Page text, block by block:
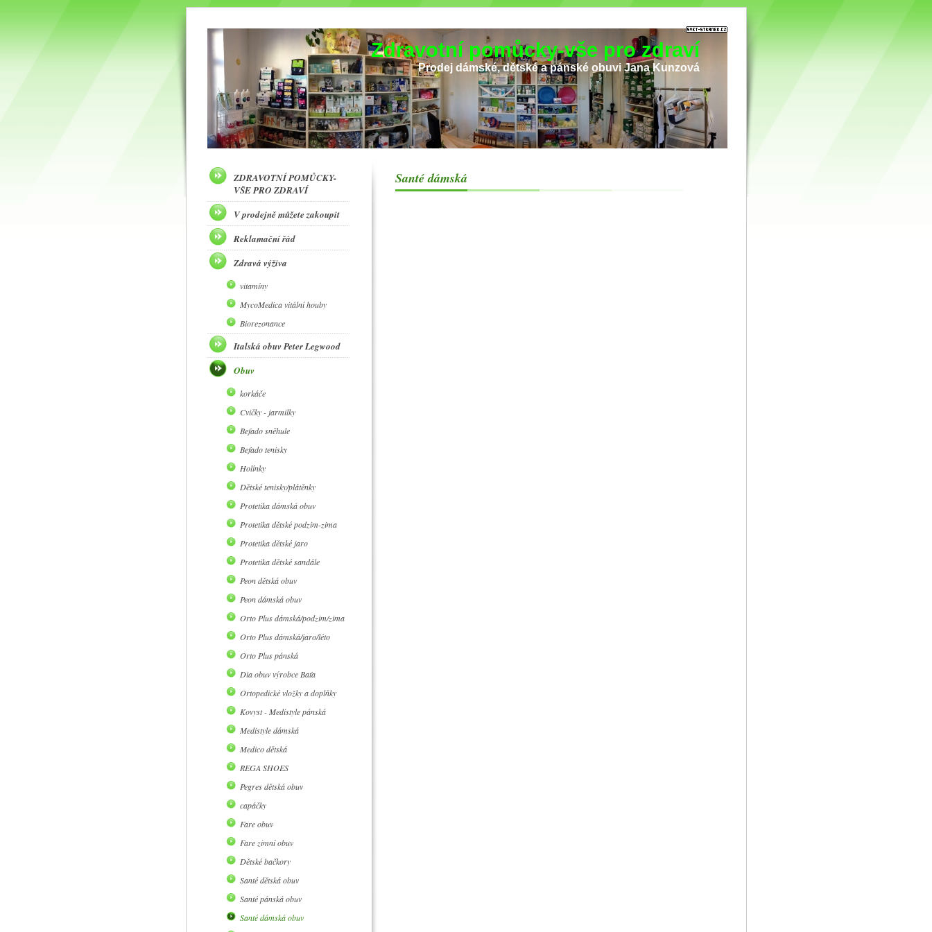
Zdravotní pomůcky-vše pro zdraví
Prodej dámské, dětské a pánské obuvi Jana Kunzová
Santé dámská
ZDRAVOTNÍ POMŮCKY-
VŠE PRO ZDRAVÍ
V prodejně můžete zakoupit
Reklamační řád
Zdravá výživa
vitamíny
MycoMedica vitální houby
Biorezonance
Italská obuv Peter Legwood
Obuv
korkáče
Cvičky - jarmilky
Befado sněhule
Befado tenisky
Holínky
Dětské tenisky/plátěnky
Protetika dámská obuv
Protetika dětské podzim-zima
Protetika dětské jaro
Protetika dětské sandále
Peon dětská obuv
Peon dámská obuv
Orto Plus dámská/podzim/zima
Orto Plus dámská/jaro/léto
Orto Plus pánská
Dia obuv výrobce Baťa
Ortopedické vložky a doplňky
Kovyst - Medistyle pánská
Medistyle dámská
Medico dětská
REGA SHOES
Pegres dětská obuv
capáčky
Fare obuv
Fare zimní obuv
Dětské bačkory
Santé dětská obuv
Santé pánská obuv
Santé dámská obuv